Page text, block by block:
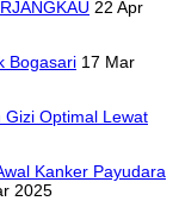
22 Apr
Bogasari 17 Mar
Optimal Lewat
Kanker Payudara
2025